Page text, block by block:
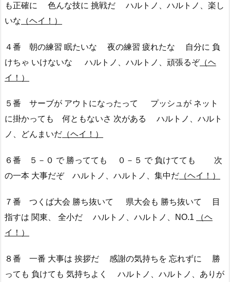
も正確に 色んな技に 挑戦だ ハルトノ、ハルトノ、楽し
いな （ヘイ！）
４番 朝の練習 眠たいな 夜の練習 疲れたな 自分に 負
けちゃ いけないな ハルトノ、ハルトノ、頑張るぞ（ヘ
イ！）
５番 サーブが アウトになったって プッシュが ネット
に掛かっても 何ともないさ 次がある ハルトノ、ハルト
ノ、どんまいだ （ヘイ！）
６番 ５－０ で 勝ってても ０－５ で 負けてても 次
の一本 大事だぞ ハルトノ、ハルトノ、集中だ （ヘイ！）
７番 つくば大会 勝ち抜いて 県大会も 勝ち抜いて 目
指すは 関東、 全小だ ハルトノ、ハルトノ、NO.1
（ヘ
イ！）
８番 一番 大事は 挨拶だ 感謝の気持ちを 忘れずに 勝
っても 負けても 気持ちよく ハルトノ、ハルトノ、ありが